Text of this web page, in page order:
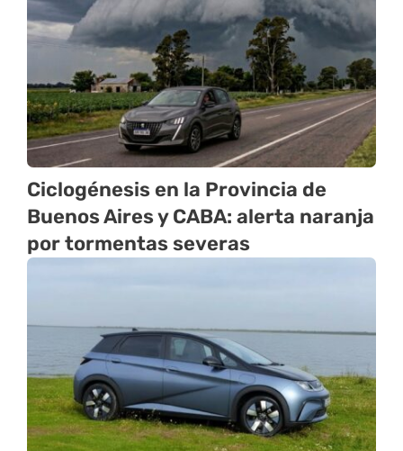
Ciclogénesis en la Provincia de
Buenos Aires y CABA: alerta naranja
por tormentas severas